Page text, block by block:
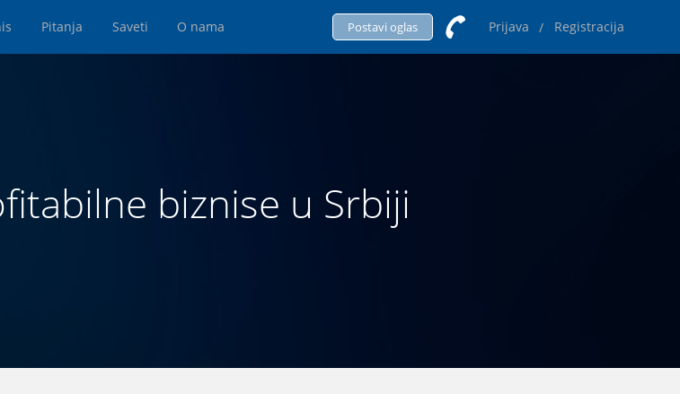
Pitanja Saveti O nama Postavi oglas Prijava / Registracija
biznise u Srbiji